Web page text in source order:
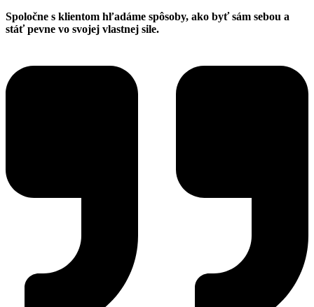
Spoločne s klientom hľadáme spôsoby, ako byť sám sebou a
stáť pevne vo svojej vlastnej sile.